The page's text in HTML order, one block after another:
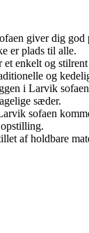
giver dig god
er plads til alle.
et enkelt og
og
i Larvik
sæder.
sofaen
af holdbare